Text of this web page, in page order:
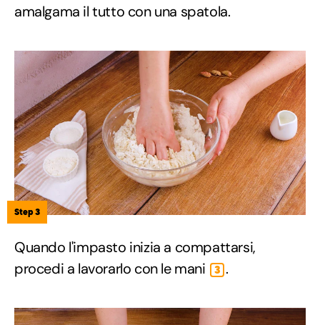
amalgama il tutto con una spatola.
Step 3
Quando l'impasto inizia a compattarsi,
procedi a lavorarlo con le mani
3 .